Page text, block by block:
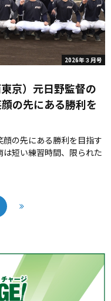
2026年３月号
京）元日野監督の
の先にある勝利を
の先にある勝利を目指す
短い練習時間、限られた
している。「大笑凛」を
す。 ■選手に適した技術